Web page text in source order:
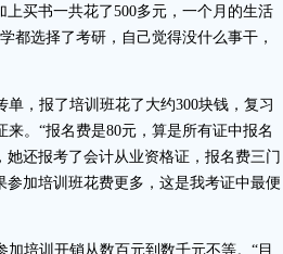
买书一共花了500多元，一个月的生活
都选择了考研，自己觉得没什么事干，
，报了培训班花了大约300块钱，复习
。“报名费是80元，算是所有证中报名
还报考了会计从业资格证，报名费三门
参加培训班花费更多，这是我考证中最便
培训开销从数百元到数千元不等。“目